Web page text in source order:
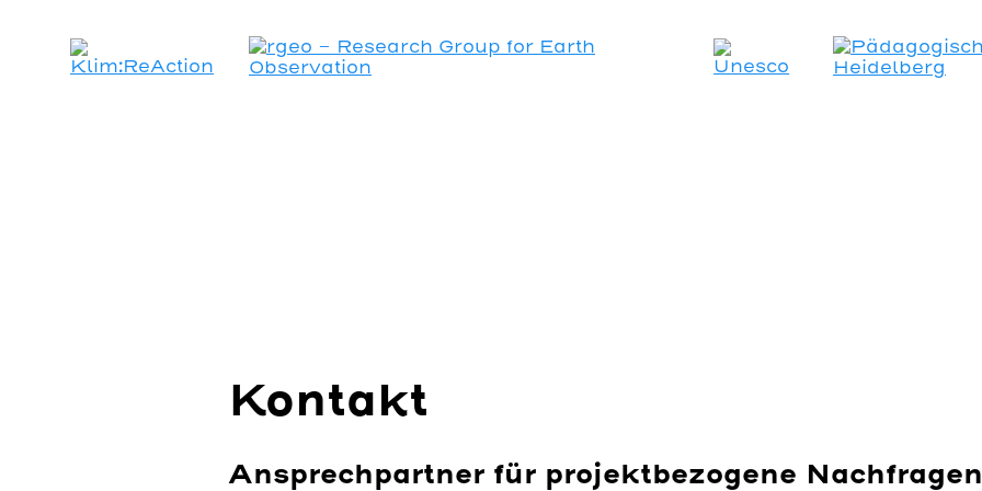
Kontakt
Ansprechpartner für projektbezogene Nachfragen